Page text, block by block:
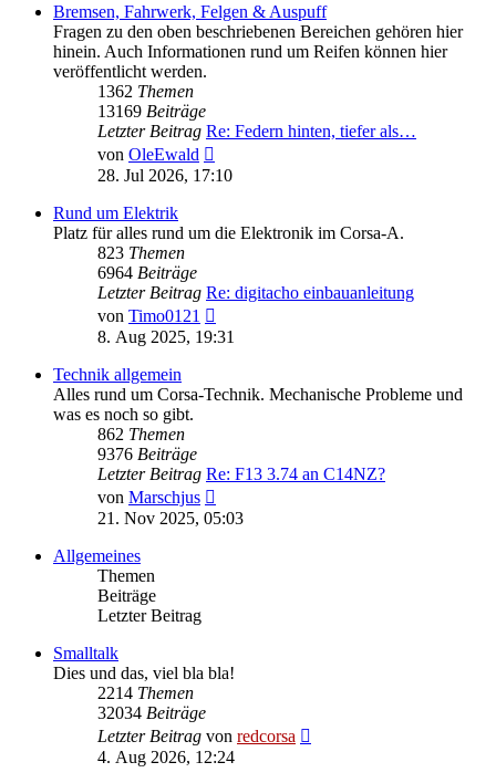
Bremsen, Fahrwerk, Felgen & Auspuff
Fragen zu den oben beschriebenen Bereichen gehören hier
hinein. Auch Informationen rund um Reifen können hier
veröffentlicht werden.
1362 Themen
13169 Beiträge
Letzter Beitrag Re: Federn hinten, tiefer als…
von OleEwald
Beitrag
28. Jul 2026, 17:10
Rund um Elektrik
Platz für alles rund um die Elektronik im Corsa-A.
823 Themen
6964 Beiträge
Letzter Beitrag Re: digitacho einbauanleitung
von Timo0121
Beitrag
8. Aug 2025, 19:31
Technik allgemein
Alles rund um Corsa-Technik. Mechanische Probleme und
was es noch so gibt.
862 Themen
9376 Beiträge
Letzter Beitrag Re: F13 3.74 an C14NZ?
von Marschjus
Beitrag
21. Nov 2025, 05:03
Allgemeines
Themen
Beiträge
Letzter Beitrag
Smalltalk
Dies und das, viel bla bla!
2214 Themen
32034 Beiträge
Letzter Beitrag von redcorsa
4. Aug 2026, 12:24